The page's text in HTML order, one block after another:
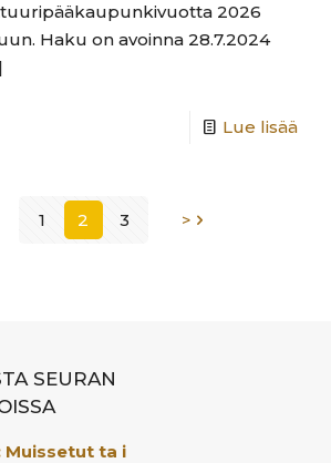
2026
Haku on avoinna 28.7.2024
Lue lisää
1 2 3 >
SEURAN
Muissetut ta i